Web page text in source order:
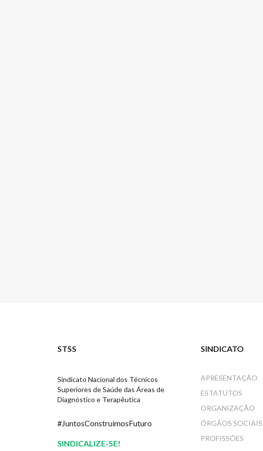
STSS
Sindicato Nacional dos Técnicos
Superiores de Saúde das Áreas de
Diagnóstico e Terapêutica
#JuntosConstruímosFuturo
SINDICALIZE-SE!
SINDICATO
APRESENTAÇÃO
ESTATUTOS
ORGANIZAÇÃO
ÓRGÃOS SOCIAIS
PROFISSÕES